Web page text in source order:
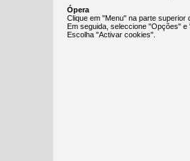
Ópera
Clique em "Menu" na parte
Em seguida, seleccione "Opções" e
Escolha "Activar cookies".